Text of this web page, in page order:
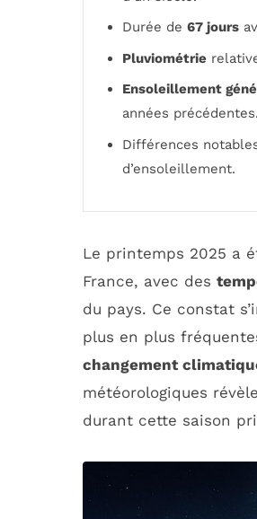
Durée de 67 jours
Pluviométrie
Ensoleillement
années précédentes.
Différences
d’ensoleillement.
Le printemps 2025 a
France, avec des
du pays. Ce constat
plus en plus
changement
météorologiques
durant cette saison